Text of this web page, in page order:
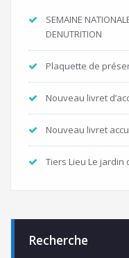
SEMAINE
DENUTRITION
Plaquette de
Nouveau livret
Nouveau livret
Tiers Lieu Le jardin
Recherche